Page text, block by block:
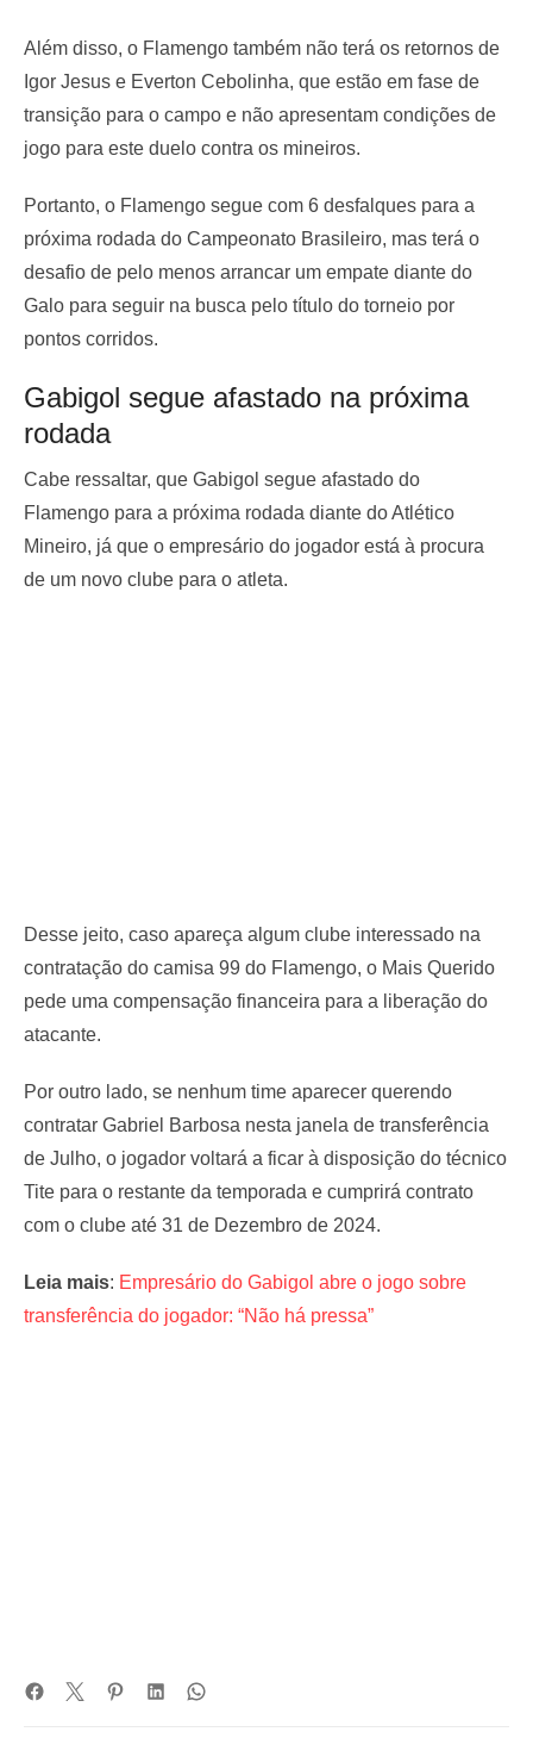
Além disso, o Flamengo também não terá os retornos de
Igor Jesus e Everton Cebolinha, que estão em fase de
transição para o campo e não apresentam condições de
jogo para este duelo contra os mineiros.
Portanto, o Flamengo segue com 6 desfalques para a
próxima rodada do Campeonato Brasileiro, mas terá o
desafio de pelo menos arrancar um empate diante do
Galo para seguir na busca pelo título do torneio por
pontos corridos.
Gabigol segue afastado na próxima
rodada
Cabe ressaltar, que Gabigol segue afastado do
Flamengo para a próxima rodada diante do Atlético
Mineiro, já que o empresário do jogador está à procura
de um novo clube para o atleta.
Desse jeito, caso apareça algum clube interessado na
contratação do camisa 99 do Flamengo, o Mais Querido
pede uma compensação financeira para a liberação do
atacante.
Por outro lado, se nenhum time aparecer querendo
contratar Gabriel Barbosa nesta janela de transferência
de Julho, o jogador voltará a ficar à disposição do técnico
Tite para o restante da temporada e cumprirá contrato
com o clube até 31 de Dezembro de 2024.
Leia mais: Empresário do Gabigol abre o jogo sobre
transferência do jogador: “Não há pressa”